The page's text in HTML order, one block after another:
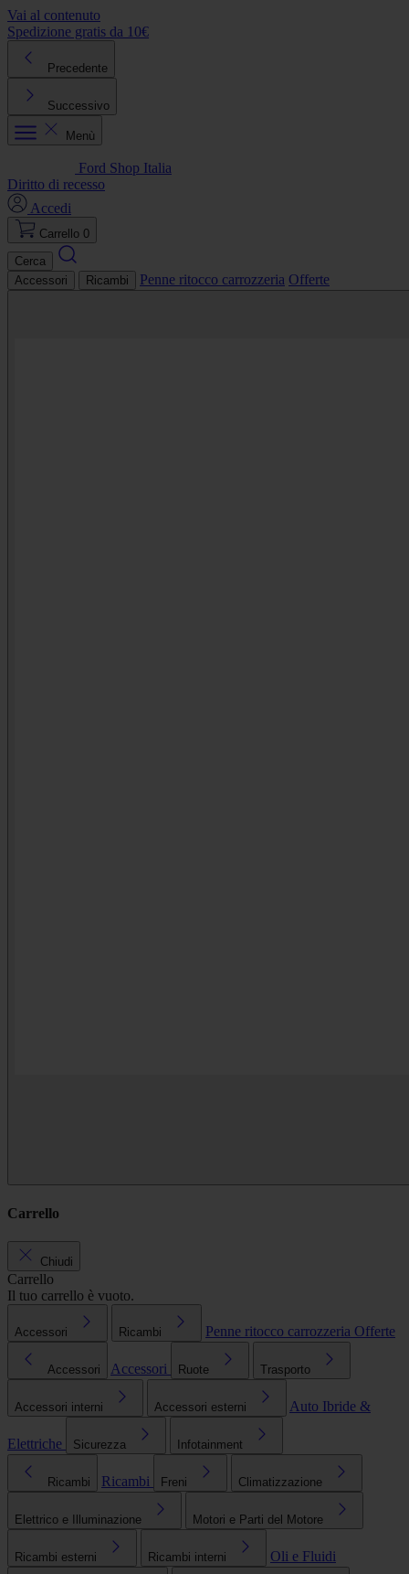
Vai al contenuto
Spedizione gratis da 10€
Precedente
Successivo
Menù
Ford Shop Italia
Diritto di recesso
Accedi
Carrello 0
Cerca
Accessori
Ricambi Penne ritocco carrozzeria Offerte
Carrello
Chiudi
Carrello
Il tuo carrello è vuoto.
Accessori Ricambi Penne ritocco carrozzeria Offerte
Accessori Accessori Ruote Trasporto
Accessori interni Accessori esterni Auto Ibride &
Elettriche Sicurezza Infotainment
Ricambi Ricambi Freni Climatizzazione
Elettrico e Illuminazione Motori e Parti del Motore
Ricambi esterni Ricambi interni Oli e Fluidi